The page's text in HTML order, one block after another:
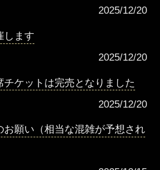
2025/12/20
します
2025/12/20
チケットは完売となりました
2025/12/20
お願い（相当な混雑が予想され